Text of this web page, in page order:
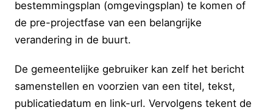
bestemmingsplan (omgevingsplan) te komen of
de pre-projectfase van een belangrijke
verandering in de buurt.
De gemeentelijke gebruiker kan zelf het bericht
samenstellen en voorzien van een titel, tekst,
publicatiedatum en link-url. Vervolgens tekent de